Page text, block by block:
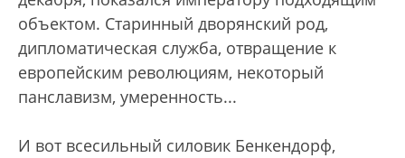
объектом. Старинный дворянский род,
дипломатическая служба, отвращение к
европейским революциям, некоторый
панславизм, умеренность...
И вот всесильный силовик Бенкендорф,